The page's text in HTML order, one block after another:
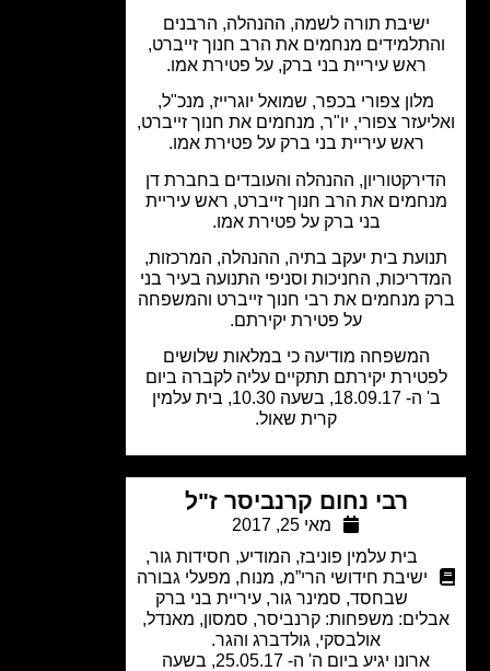
ישיבת תורה לשמה, ההנהלה, הרבנים
מנחמים את הרב חנוך זייברט,
ראש עיריית בני ברק, על פטירת אמו.
צפורי בכפר, שמואל יוגרייז, מנכ"ל,
צפורי, יו"ר, מנחמים את חנוך זייברט,
ראש עיריית בני ברק על פטירת אמו.
ההנהלה והעובדים בחברת דן
את הרב חנוך זייברט, ראש עיריית
בני ברק על פטירת אמו.
בית יעקב בתיה, ההנהלה, המרכזות,
החניכות וסניפי התנועה בעיר בני
מנחמים את רבי חנוך זייברט והמשפחה
על פטירת יקירתם.
המשפחה מודיעה כי במלאות שלושים
יקירתם תתקיים עליה לקברה ביום
ב' ה- 18.09.17, בשעה 10.30, בית עלמין
קרית שאול.
רבי נחום קרנביסר ז"ל
מאי 25, 2017
בית עלמין פוניבז,המודיע,חסידות גור,
ישיבת חידושי הרי”מ, מנוח,מפעלי גבורה
,סמינר גור,עיריית בני ברק
משפחות: קרנביסר, סמסון, מאנדל,
אולבסקי, גולדברג והגר.
ארונו יגיע ביום ה' ה- 25.05.17, בשעה